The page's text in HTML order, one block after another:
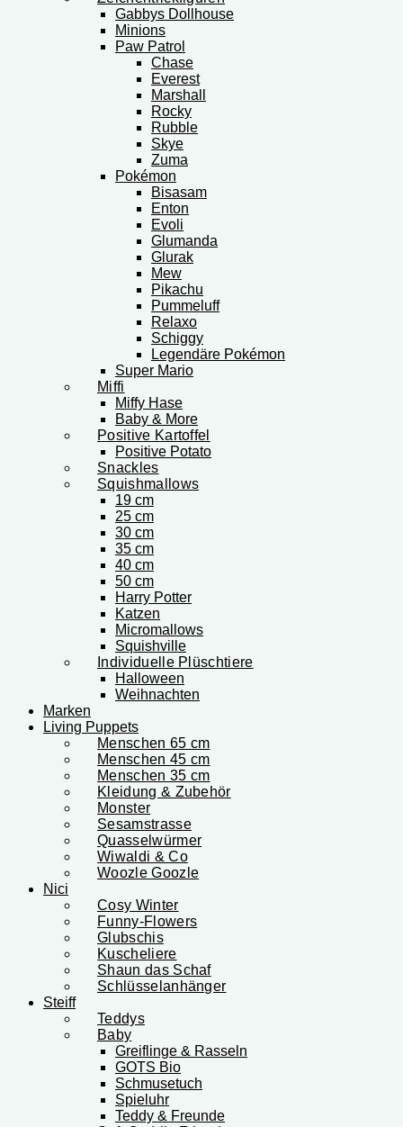
Gabbys Dollhouse
Minions
Paw Patrol
Chase
Everest
Marshall
Rocky
Rubble
Skye
Zuma
Pokémon
Bisasam
Enton
Evoli
Glumanda
Glurak
Mew
Pikachu
Pummeluff
Relaxo
Schiggy
Legendäre Pokémon
Super Mario
Miffi
Miffy Hase
Baby & More
Positive Kartoffel
Positive Potato
Snackles
Squishmallows
19 cm
25 cm
30 cm
35 cm
40 cm
50 cm
Harry Potter
Katzen
Micromallows
Squishville
Individuelle Plüschtiere
Halloween
Weihnachten
Marken
Living Puppets
Menschen 65 cm
Menschen 45 cm
Menschen 35 cm
Kleidung & Zubehör
Monster
Sesamstrasse
Quasselwürmer
Wiwaldi & Co
Woozle Goozle
Nici
Cosy Winter
Funny-Flowers
Glubschis
Kuscheliere
Shaun das Schaf
Schlüsselanhänger
Steiff
Teddys
Baby
Greiflinge & Rasseln
GOTS Bio
Schmusetuch
Spieluhr
Teddy & Freunde